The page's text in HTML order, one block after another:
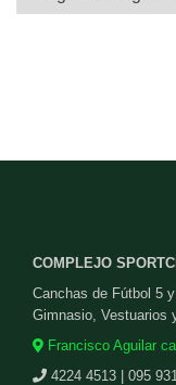
COMPLEJO
Canchas de Fútbol 5
Gimnasio, Vestuarios
Francisco Aguilar
4224 4513 | 095